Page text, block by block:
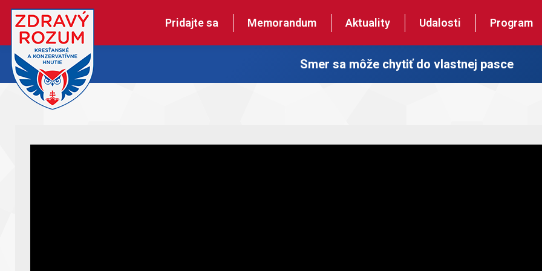
Pridajte sa Memorandum Aktuality Udalosti Program
Smer sa môže chytiť do vlastnej pasce